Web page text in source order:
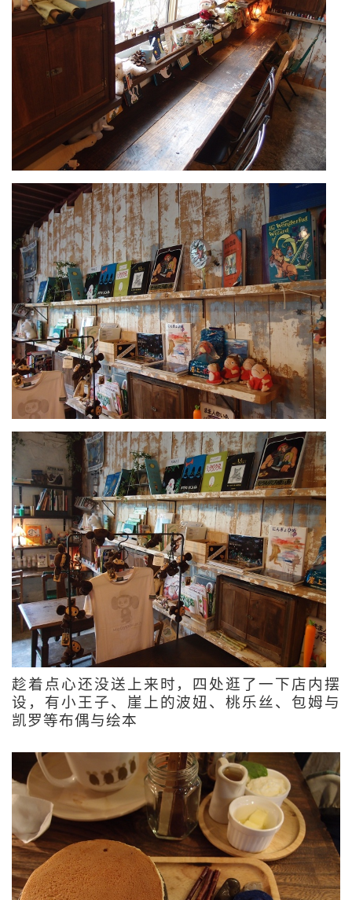
趁着点心还没送上来时，四处逛了一下店内摆
设，有小王子、崖上的波妞、桃乐丝、包姆与
凯罗等布偶与绘本